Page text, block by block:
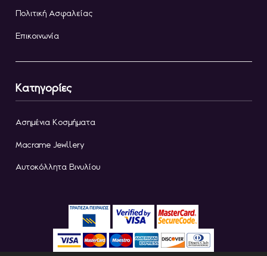
Πολιτική Ασφαλείας
Επικοινωνία
Κατηγορίες
Ασημένια Κοσμήματα
Macrame Jewllery
Αυτοκόλλητα Βινυλίου